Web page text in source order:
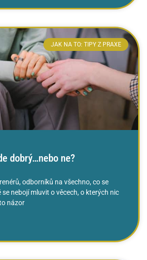
JAK NA TO: TIPY Z PRAXE
dobrý…nebo ne?
odborníků na všechno, co se
se nebojí mluvit o věcech, o kterých nic
názor